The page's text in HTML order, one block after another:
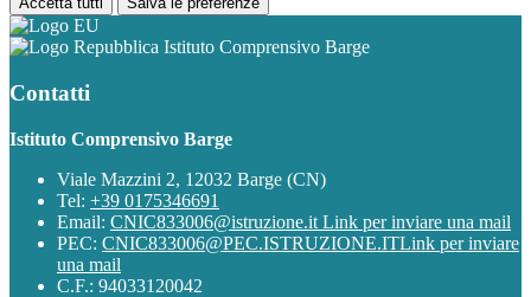
Istituto Comprensivo Barge
Contatti
Istituto Comprensivo Barge
Viale Mazzini 2, 12032 Barge (CN)
Tel: +39 0175346691
Email: CNIC833006@istruzione.it Link per inviare una mail
PEC: CNIC833006@PEC.ISTRUZIONE.ITLink per inviare
una mail
C.F.: 94033120042